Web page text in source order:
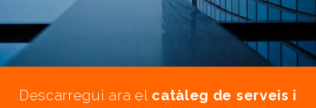
Descarregui ara el catàleg de serveis i